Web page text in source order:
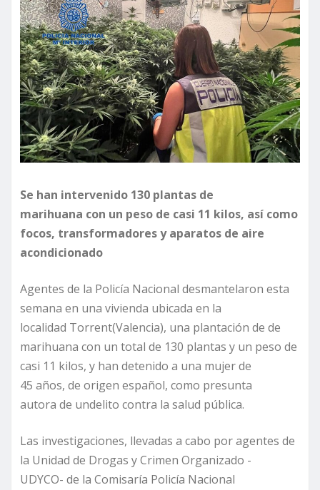
Se han intervenido 130 plantas de
marihuana con un peso de casi 11 kilos, así como
focos, transformadores y aparatos de aire
acondicionado
Agentes de la Policía Nacional desmantelaron esta
semana en una vivienda ubicada en la
localidad Torrent(Valencia), una plantación de de
marihuana con un total de 130 plantas y un peso de
casi 11 kilos, y han detenido a una mujer de
45 años, de origen español, como presunta
autora de undelito contra la salud pública.
Las investigaciones, llevadas a cabo por agentes de
la Unidad de Drogas y Crimen Organizado -
UDYCO- de la Comisaría Policía Nacional